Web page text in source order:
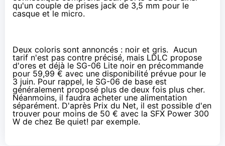
qu'un couple de prises jack de 3,5 mm pour le
casque et le micro.
Deux coloris sont annoncés : noir et gris. Aucun
tarif n'est pas contre précisé, mais LDLC propose
d'ores et déjà le SG-06 Lite noir en précommande
pour 59,99 € avec une disponibilité prévue pour le
3 juin. Pour rappel, le SG-06 de base est
généralement proposé plus de deux fois plus cher.
Néanmoins, il faudra acheter une alimentation
séparément. D'après Prix du Net, il est possible d'en
trouver pour moins de 50 € avec la SFX Power 300
W de chez Be quiet! par exemple.